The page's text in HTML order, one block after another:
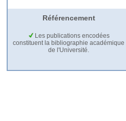
Référencement
Les publications encodées
constituent la bibliographie académique
de l'Université.